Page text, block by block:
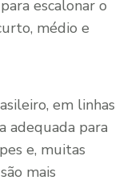
escalonar o
médio e
em linhas
adequada para
e, muitas
mais